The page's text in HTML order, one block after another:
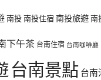
南投 南投住宿 南投旅遊 南
下午茶 台南住宿 台南咖啡廳
台南景點 台南